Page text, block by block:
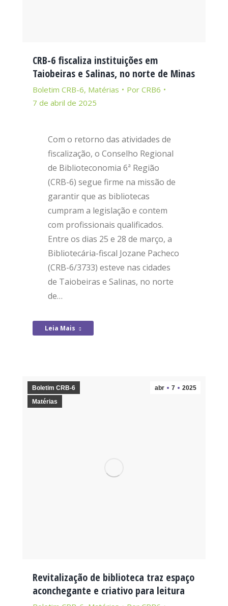
CRB-6 fiscaliza instituições em
Taiobeiras e Salinas, no norte de Minas
Boletim CRB-6, Matérias Por CRB6
7 de abril de 2025
Com o retorno das atividades de
fiscalização, o Conselho Regional
de Biblioteconomia 6ª Região
(CRB-6) segue firme na missão de
garantir que as bibliotecas
cumpram a legislação e contem
com profissionais qualificados.
Entre os dias 25 e 28 de março, a
Bibliotecária-fiscal Jozane Pacheco
(CRB-6/3733) esteve nas cidades
de Taiobeiras e Salinas, no norte
de…
Leia Mais
abr 7 2025
Boletim CRB-6
Matérias
Revitalização de biblioteca traz espaço
aconchegante e criativo para leitura